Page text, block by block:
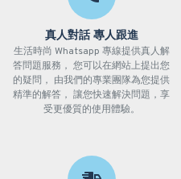
真人對話 專人跟進
生活時尚 Whatsapp 專線提供真人解
答問題服務， 您可以在網站上提出您
的疑問， 由我們的專業團隊為您提供
精準的解答， 讓您快速解決問題，享
受更優質的使用體驗。